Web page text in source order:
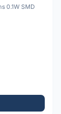
0.1W SMD